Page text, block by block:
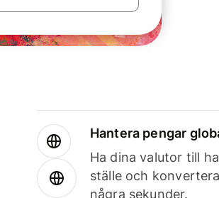
Hantera pengar
Ha dina valutor till
ställe och
några sekunder.